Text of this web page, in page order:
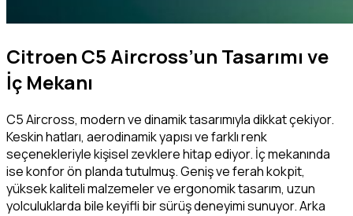
Citroen C5 Aircross’un Tasarımı ve
İç Mekanı
C5 Aircross, modern ve dinamik tasarımıyla dikkat çekiyor.
Keskin hatları, aerodinamik yapısı ve farklı renk
seçenekleriyle kişisel zevklere hitap ediyor. İç mekanında
ise konfor ön planda tutulmuş. Geniş ve ferah kokpit,
yüksek kaliteli malzemeler ve ergonomik tasarım, uzun
yolculuklarda bile keyifli bir sürüş deneyimi sunuyor. Arka